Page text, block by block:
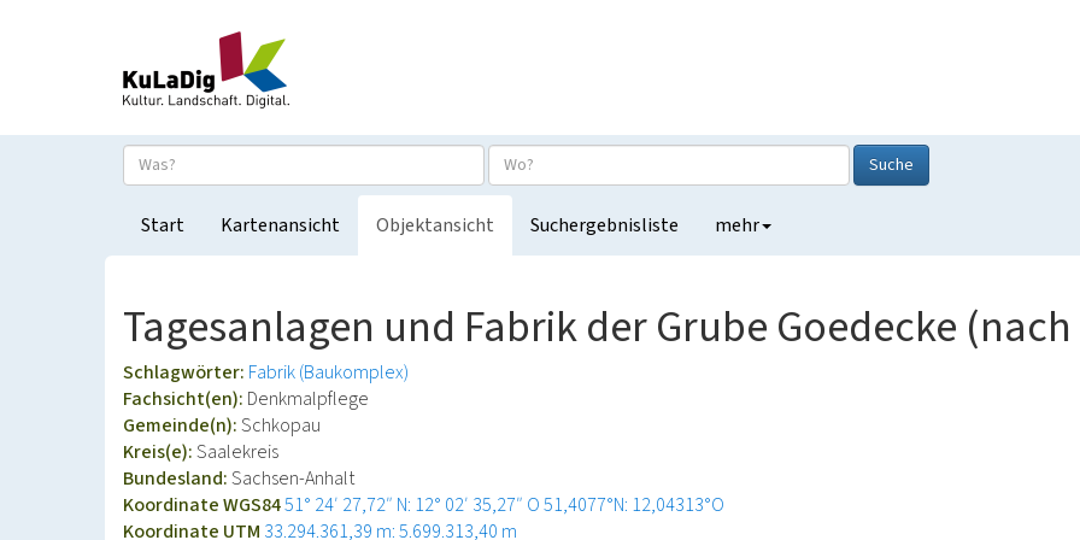
Suche
Start Kartenansicht Objektansicht Suchergebnisliste mehr
Tagesanlagen und Fabrik der Grube Goedecke (nach
Schlagwörter: Fabrik (Baukomplex)
Fachsicht(en): Denkmalpflege
Gemeinde(n):Schkopau
Kreis(e):Saalekreis
Bundesland:Sachsen-Anhalt
Koordinate WGS8451° 24′ 27,72″ N: 12° 02′ 35,27″ O51,4077°N: 12,04313°O
Koordinate UTM 33.294.361,39 m: 5.699.313,40 m